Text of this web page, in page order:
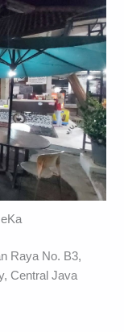
Raya No. B3,
Central Java